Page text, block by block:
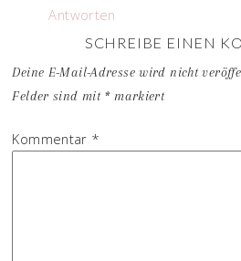
Antworten
SCHREIBE EINEN
Deine E-Mail-Adresse wird nicht
Felder sind mit *markiert
Kommentar *